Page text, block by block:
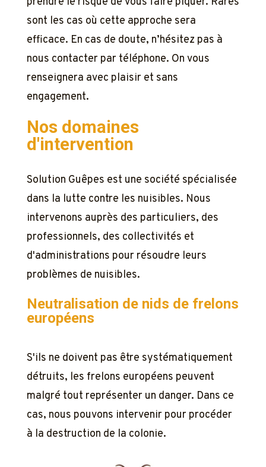
sont les cas où cette approche sera
efficace. En cas de doute, n’hésitez pas à
nous contacter par téléphone. On vous
renseignera avec plaisir et sans
engagement.
Nos domaines
d'intervention
Solution Guêpes est une société spécialisée
dans la lutte contre les nuisibles. Nous
intervenons auprès des particuliers, des
professionnels, des collectivités et
d'administrations pour résoudre leurs
problèmes de nuisibles.
Neutralisation de nids de frelons
européens
S'ils ne doivent pas être systématiquement
détruits, les frelons européens peuvent
malgré tout représenter un danger. Dans ce
cas, nous pouvons intervenir pour procéder
à la destruction de la colonie.